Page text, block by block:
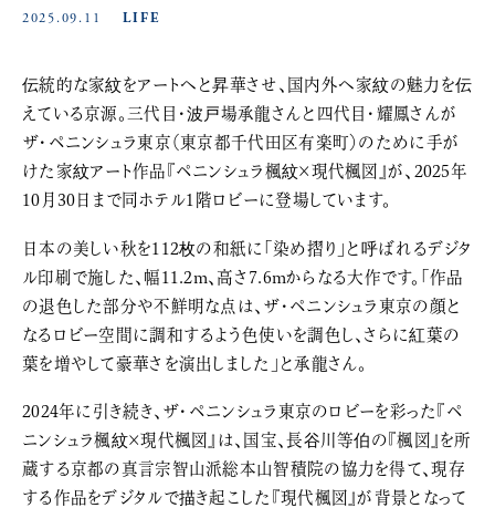
2025.09.11 LIFE
伝統的な家紋をアートへと昇華させ、国内外へ家紋の魅力を伝
えている京源。三代目・波戸場承龍さんと四代目・耀鳳さんが
ザ・ペニンシュラ東京（東京都千代田区有楽町）のために手が
けた家紋アート作品『ペニンシュラ楓紋×現代楓図』が、2025年
10月30日まで同ホテル1階ロビーに登場しています。
日本の美しい秋を112枚の和紙に「染め摺り」と呼ばれるデジタ
ル印刷で施した、幅11.2m、高さ7.6mからなる大作です。「作品
の退色した部分や不鮮明な点は、ザ・ペニンシュラ東京の顔と
なるロビー空間に調和するよう色使いを調色し、さらに紅葉の
葉を増やして豪華さを演出しました」と承龍さん。
2024年に引き続き、ザ・ペニンシュラ東京のロビーを彩った『ペ
ニンシュラ楓紋×現代楓図』は、国宝、長谷川等伯の『楓図』を所
蔵する京都の真言宗智山派総本山智積院の協力を得て、現存
する作品をデジタルで描き起こした『現代楓図』が背景となって